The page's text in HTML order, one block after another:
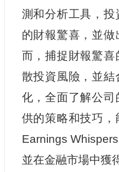
測和分析工具，
的財報驚喜，並
而，捕捉財報驚
散投資風險，並
化，全面了解公
供的策略和技巧，
Earnings
並在金融市場中獲